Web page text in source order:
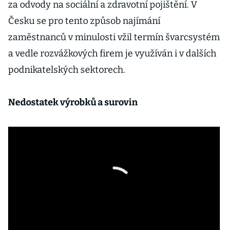
za odvody na sociální a zdravotní pojištění. V
Česku se pro tento způsob najímání
zaměstnanců v minulosti vžil termín švarcsystém
a vedle rozvážkových firem je využíván i v dalších
podnikatelských sektorech.
Nedostatek výrobků a surovin